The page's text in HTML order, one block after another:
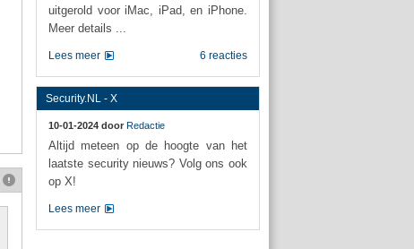
uitgerold voor iMac, iPad, en iPhone.
Meer details ...
6 reacties
Lees meer
Security.NL - X
10-01-2024 door Redactie
Altijd meteen op de hoogte van het
laatste security nieuws? Volg ons ook
op X!
Lees meer